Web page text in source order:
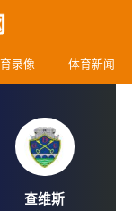
录像 体育新闻